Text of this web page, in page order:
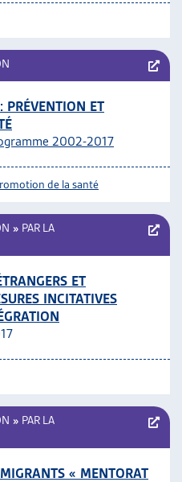
PRÉVENTION ET
2002-2017
de la santé
» PAR LA
ET
INCITATIVES
» PAR LA
« MENTORAT